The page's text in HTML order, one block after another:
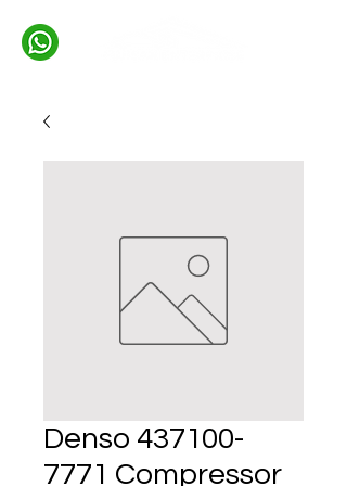
Denso 437100-
7771 Compressor